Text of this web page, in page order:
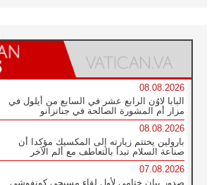
08.08.2026
البابا لاوُن الرابع عشر في السابع من أيلول في
مزار أم المشورة الصالحة في جناتزانو
08.08.2026
بارولين يختتم زيارته إلى المكسيك مؤكدا أن
صناعة السلام تبدأ بالتعاطف مع ألم الآخر
07.08.2026
صدور بيان ختامي لأول لقاء مسيحي كونفوشي